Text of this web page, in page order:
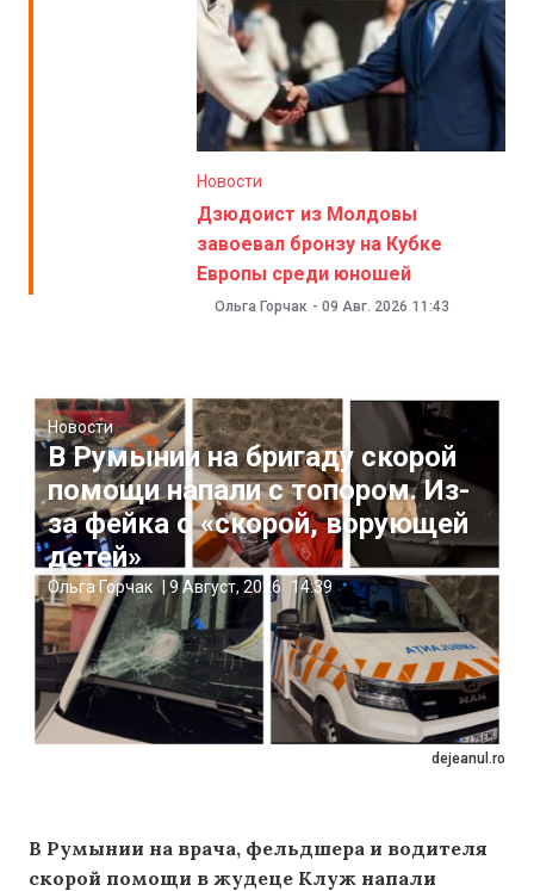
Новости
Дзюдоист из Молдовы
завоевал бронзу на Кубке
Европы среди юношей
Ольга Горчак - 09 Авг. 2026 11:43
dejeanul.ro
Новости
В Румынии на бригаду скорой
помощи напали с топором. Из-
за фейка о «скорой, ворующей
детей»
Ольга Горчак 9 Август, 2026 14:39
В Румынии на врача, фельдшера и водителя
скорой помощи в жудеце Клуж напали